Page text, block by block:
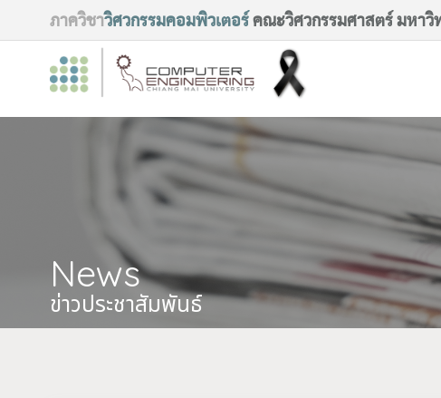
ภาควิชาวิศวกรรมคอมพิวเตอร์ คณะวิศวกรรมศาสตร์ มหาวิ
News
ข่าวประชาสัมพันธ์